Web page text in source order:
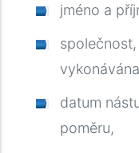
jméno a
datum
poměru,